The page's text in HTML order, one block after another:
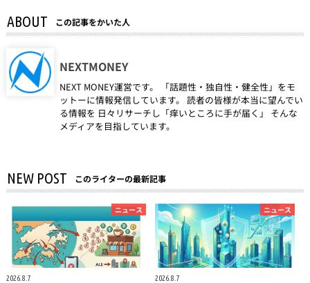
ABOUT この記事をかいた人
NEXTMONEY
NEXT MONEY運営です。 「話題性・独自性・健全性」をモ
ットーに情報発信しています。 読者の皆様が本当に望んでい
る情報を 日々リサーチし「痒いところに手が届く」 そんな
メディアを目指しています。
NEW POST このライターの最新記事
ニュース
2026.8.7
ニュース
2026.8.7